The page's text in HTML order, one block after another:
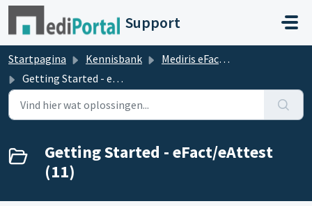
Doorgaan naar hoofdinhoud
Support
Startpagina Kennisbank
Mediris eFact / eAttest
Getting Started - eFact/eAttest
Getting Started - eFact/eAttest
(11)